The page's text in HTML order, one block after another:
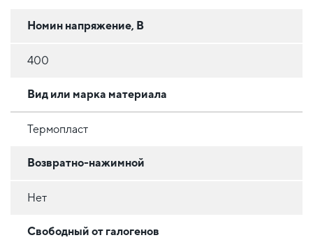
Номин напряжение, В
400
Вид или марка материала
Термопласт
Возвратно-нажимной
Нет
Свободный от галогенов